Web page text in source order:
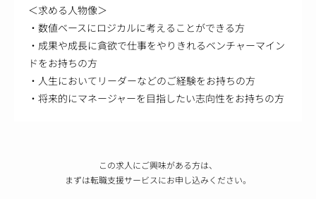
＜求める人物像＞
・数値ベースにロジカルに考えることができる方
・成果や成長に貪欲で仕事をやりきれるベンチャーマイン
ドをお持ちの方
・人生においてリーダーなどのご経験をお持ちの方
・将来的にマネージャーを目指したい志向性をお持ちの方
この求人にご興味がある方は、
まずは転職支援サービスにお申し込みください。